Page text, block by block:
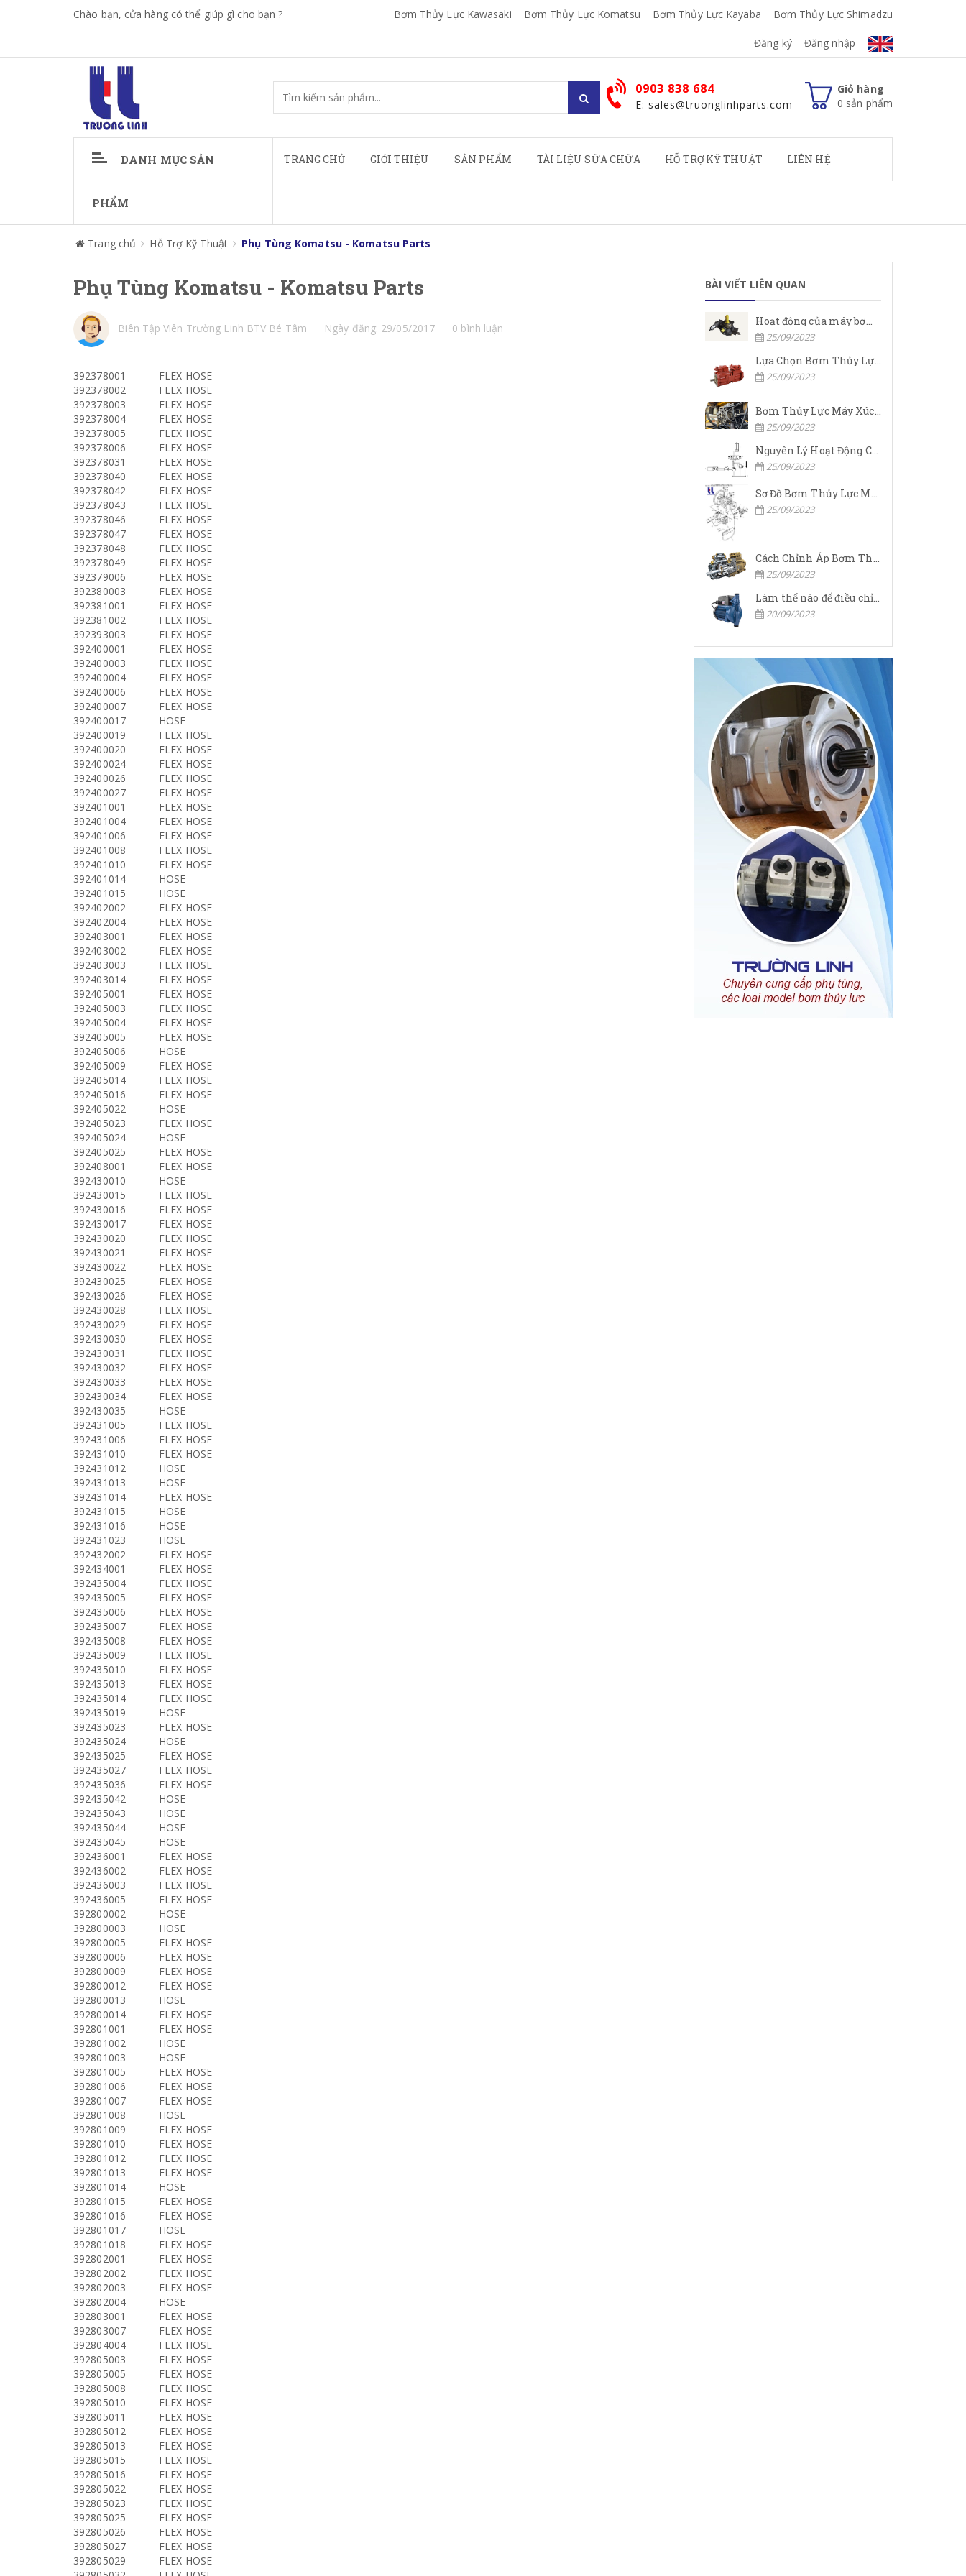
Chào bạn, cửa hàng có thể giúp gì cho bạn ? Bơm Thủy Lực Kawasaki Bơm Thủy Lực Komatsu Bơm Thủy Lực Kayaba Bơm Thủy Lực Shimadzu
Đăng ký Đăng nhập
Giỏ hàng
0 sản phẩm
0903 838 684
E: sales@truonglinhparts.com
DANH MỤC SẢN
PHẨM
TRANG CHỦ GIỚI THIỆU SẢN PHẨM TÀI LIỆU SỮA CHỮA HỖ TRỢ KỸ THUẬT LIÊN HỆ
Trang chủ Hỗ Trợ Kỹ Thuật Phụ Tùng Komatsu - Komatsu Parts
Phụ Tùng Komatsu - Komatsu Parts
Biên Tập Viên Trường Linh BTV Bé Tâm Ngày đăng: 29/05/2017 0 bình luận
392378001
FLEX HOSE
392378002
FLEX HOSE
392378003
FLEX HOSE
392378004
FLEX HOSE
392378005
FLEX HOSE
392378006
FLEX HOSE
392378031
FLEX HOSE
392378040
FLEX HOSE
392378042
FLEX HOSE
392378043
FLEX HOSE
392378046
FLEX HOSE
392378047
FLEX HOSE
392378048
FLEX HOSE
392378049
FLEX HOSE
392379006
FLEX HOSE
392380003
FLEX HOSE
392381001
FLEX HOSE
392381002
FLEX HOSE
392393003
FLEX HOSE
392400001
FLEX HOSE
392400003
FLEX HOSE
392400004
FLEX HOSE
392400006
FLEX HOSE
392400007
FLEX HOSE
392400017
HOSE
392400019
FLEX HOSE
392400020
FLEX HOSE
392400024
FLEX HOSE
392400026
FLEX HOSE
392400027
FLEX HOSE
392401001
FLEX HOSE
392401004
FLEX HOSE
392401006
FLEX HOSE
392401008
FLEX HOSE
392401010
FLEX HOSE
392401014
HOSE
392401015
HOSE
392402002
FLEX HOSE
392402004
FLEX HOSE
392403001
FLEX HOSE
392403002
FLEX HOSE
392403003
FLEX HOSE
392403014
FLEX HOSE
392405001
FLEX HOSE
392405003
FLEX HOSE
392405004
FLEX HOSE
392405005
FLEX HOSE
392405006
HOSE
392405009
FLEX HOSE
392405014
FLEX HOSE
392405016
FLEX HOSE
392405022
HOSE
392405023
FLEX HOSE
392405024
HOSE
392405025
FLEX HOSE
392408001
FLEX HOSE
392430010
HOSE
392430015
FLEX HOSE
392430016
FLEX HOSE
392430017
FLEX HOSE
392430020
FLEX HOSE
392430021
FLEX HOSE
392430022
FLEX HOSE
392430025
FLEX HOSE
392430026
FLEX HOSE
392430028
FLEX HOSE
392430029
FLEX HOSE
392430030
FLEX HOSE
392430031
FLEX HOSE
392430032
FLEX HOSE
392430033
FLEX HOSE
392430034
FLEX HOSE
392430035
HOSE
392431005
FLEX HOSE
392431006
FLEX HOSE
392431010
FLEX HOSE
392431012
HOSE
392431013
HOSE
392431014
FLEX HOSE
392431015
HOSE
392431016
HOSE
392431023
HOSE
392432002
FLEX HOSE
392434001
FLEX HOSE
392435004
FLEX HOSE
392435005
FLEX HOSE
392435006
FLEX HOSE
392435007
FLEX HOSE
392435008
FLEX HOSE
392435009
FLEX HOSE
392435010
FLEX HOSE
392435013
FLEX HOSE
392435014
FLEX HOSE
392435019
HOSE
392435023
FLEX HOSE
392435024
HOSE
392435025
FLEX HOSE
392435027
FLEX HOSE
392435036
FLEX HOSE
392435042
HOSE
392435043
HOSE
392435044
HOSE
392435045
HOSE
392436001
FLEX HOSE
392436002
FLEX HOSE
392436003
FLEX HOSE
392436005
FLEX HOSE
392800002
HOSE
392800003
HOSE
392800005
FLEX HOSE
392800006
FLEX HOSE
392800009
FLEX HOSE
392800012
FLEX HOSE
392800013
HOSE
392800014
FLEX HOSE
392801001
FLEX HOSE
392801002
HOSE
392801003
HOSE
392801005
FLEX HOSE
392801006
FLEX HOSE
392801007
FLEX HOSE
392801008
HOSE
392801009
FLEX HOSE
392801010
FLEX HOSE
392801012
FLEX HOSE
392801013
FLEX HOSE
392801014
HOSE
392801015
FLEX HOSE
392801016
FLEX HOSE
392801017
HOSE
392801018
FLEX HOSE
392802001
FLEX HOSE
392802002
FLEX HOSE
392802003
FLEX HOSE
392802004
HOSE
392803001
FLEX HOSE
392803007
FLEX HOSE
392804004
FLEX HOSE
392805003
FLEX HOSE
392805005
FLEX HOSE
392805008
FLEX HOSE
392805010
FLEX HOSE
392805011
FLEX HOSE
392805012
FLEX HOSE
392805013
FLEX HOSE
392805015
FLEX HOSE
392805016
FLEX HOSE
392805022
FLEX HOSE
392805023
FLEX HOSE
392805025
FLEX HOSE
392805026
FLEX HOSE
392805027
FLEX HOSE
392805029
FLEX HOSE
BÀI VIẾT LIÊN QUAN
Hoạt động của máy bơm cánh gạt Rexroth
25/09/2023
Lựa Chọn Bơm Thủy Lực Komatsu Đúng
25/09/2023
Bơm Thủy Lực Máy Xúc Komatsu Bị Hỏng: Nguyên Nhân Và Cách Khắc Phục
25/09/2023
Nguyên Lý Hoạt Động Của Bơm Thủy Lực Komatsu
25/09/2023
25/09/2023
25/09/2023
Làm thế nào để điều chỉnh áp suất đầu ra của bơm thủy lực?
20/09/2023